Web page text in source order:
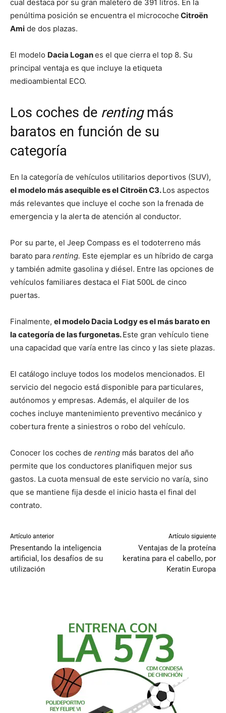
cual destaca por su gran maletero de 391 litros. En la
penúltima posición se encuentra el microcoche Citroën
Ami de dos plazas.
El modelo Dacia Loganes el que cierra el top 8. Su
principal ventaja es que incluye la etiqueta
medioambiental ECO.
Los coches de rentingmás
baratos en función de su
categoría
En la categoría de vehículos utilitarios deportivos (SUV),
el modelo más asequible es el Citroën C3.Los aspectos
más relevantes que incluye el coche son la frenada de
emergencia y la alerta de atención al conductor.
Por su parte, el Jeep Compass es el todoterreno más
barato para renting. Este ejemplar es un híbrido de carga
y también admite gasolina y diésel. Entre las opciones de
vehículos familiares destaca el Fiat 500L de cinco
puertas.
Finalmente, el modelo Dacia Lodgy es el más barato en
la categoría de las furgonetas.Este gran vehículo tiene
una capacidad que varía entre las cinco y las siete plazas.
El catálogo incluye todos los modelos mencionados. El
servicio del negocio está disponible para particulares,
autónomos y empresas. Además, el alquiler de los
coches incluye mantenimiento preventivo mecánico y
cobertura frente a siniestros o robo del vehículo.
Conocer los coches de renting más baratos del año
permite que los conductores planifiquen mejor sus
gastos. La cuota mensual de este servicio no varía, sino
que se mantiene fija desde el inicio hasta el final del
contrato.
Artículo anterior
Presentando la inteligencia
artificial, los desafíos de su
utilización
Artículo siguiente
Ventajas de la proteína
keratina para el cabello, por
Keratin Europa